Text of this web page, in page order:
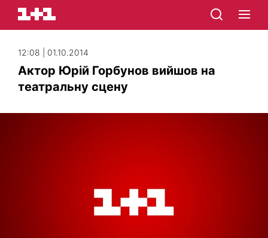
12:08 | 01.10.2014
Актор Юрій Горбунов вийшов на
театральну сцену